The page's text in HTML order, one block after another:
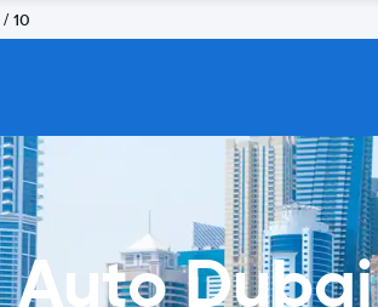
/ 10